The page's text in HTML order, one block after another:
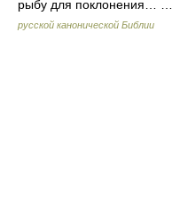
рыбу для поклонения… …
русской канонической Библии